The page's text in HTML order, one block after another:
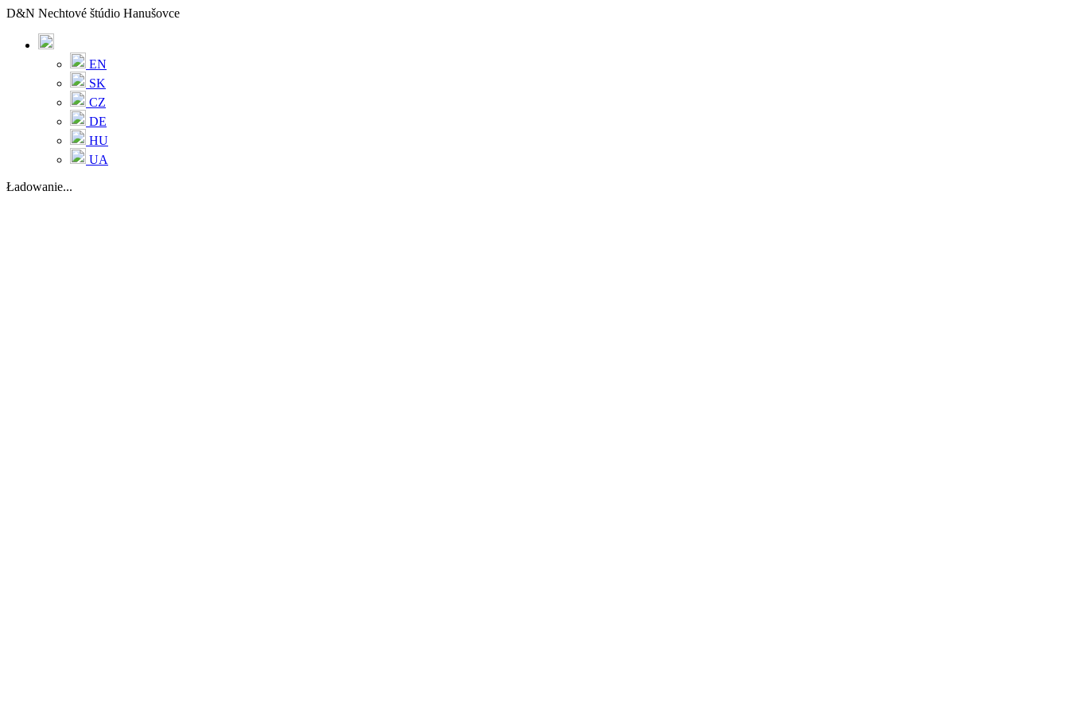
D&N Nechtové štúdio Hanušovce
EN
SK
CZ
DE
HU
UA
Ładowanie...